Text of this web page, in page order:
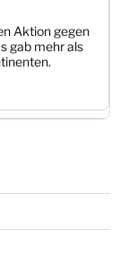
Aktion gegen
gab mehr als